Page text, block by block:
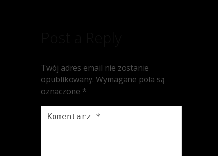
Twój adres email nie zostanie
opublikowany. Wymagane pola są
oznaczone *